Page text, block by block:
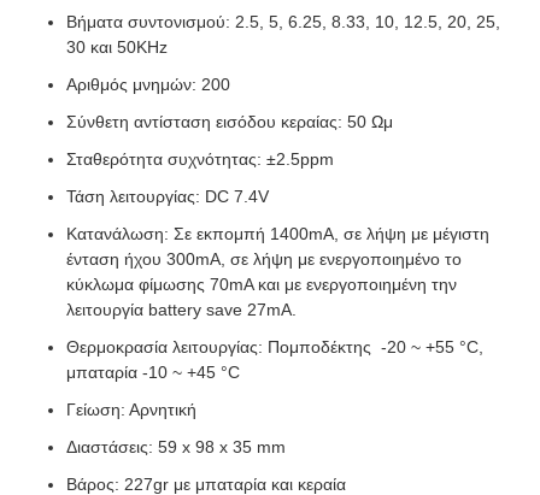
Βήματα συντονισμού: 2.5, 5, 6.25, 8.33, 10, 12.5, 20, 25,
30 και 50KHz
Αριθμός μνημών: 200
Σύνθετη αντίσταση εισόδου κεραίας: 50 Ωμ
Σταθερότητα συχνότητας: ±2.5ppm
Τάση λειτουργίας: DC 7.4V
Κατανάλωση: Σε εκπομπή 1400mA, σε λήψη με μέγιστη
ένταση ήχου 300mA, σε λήψη με ενεργοποιημένο το
κύκλωμα φίμωσης 70mA και με ενεργοποιημένη την
λειτουργία battery save 27mA.
Θερμοκρασία λειτουργίας: Πομποδέκτης -20 ~ +55 °C,
μπαταρία -10 ~ +45 °C
Γείωση: Αρνητική
Διαστάσεις: 59 x 98 x 35 mm
Βάρος: 227gr με μπαταρία και κεραία